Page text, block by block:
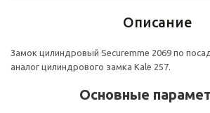
Описание
Замок цилиндровый Securemme 2069 по
аналог цилиндрового замка Kale 257.
Основные